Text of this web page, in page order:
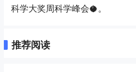
科学大奖周科学峰会🥥。
推荐阅读